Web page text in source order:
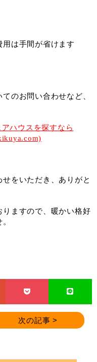
は手間が省けます
のお問い合わせなど、
ハウスを探すなら
をいただき、ありがと
ますので、暖かい格好
次の記事 >